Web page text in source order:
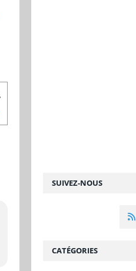
SUIVEZ-NOUS
CATÉGORIES